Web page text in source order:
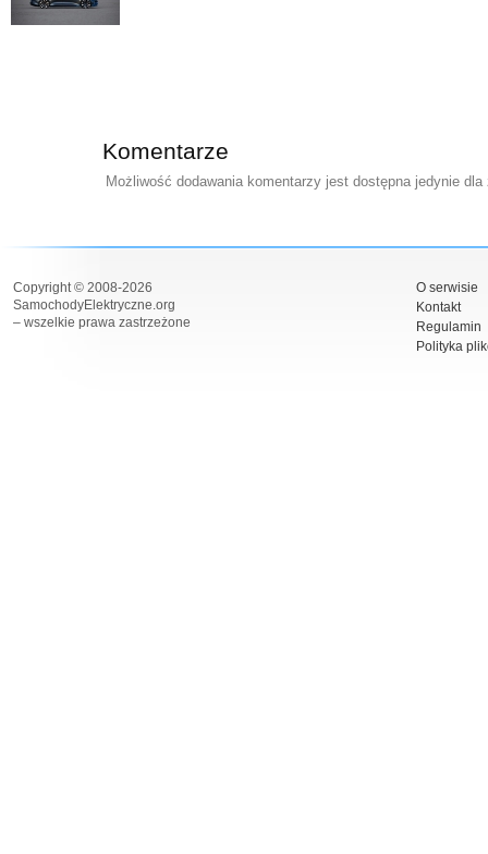
Komentarze
Możliwość dodawania komentarzy jest dostępna jedynie
Copyright © 2008-2026
SamochodyElektryczne.org
– wszelkie prawa zastrzeżone
O serwisie
Kontakt
Regulamin
Polityka